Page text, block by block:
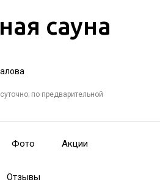
сауна
по предварительной
Фото Акции
Отзывы